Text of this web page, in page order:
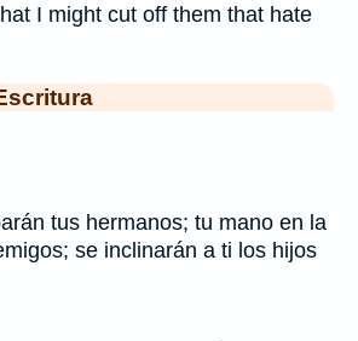
I might cut off them that hate
tus hermanos; tu mano en la
se inclinarán a ti los hijos